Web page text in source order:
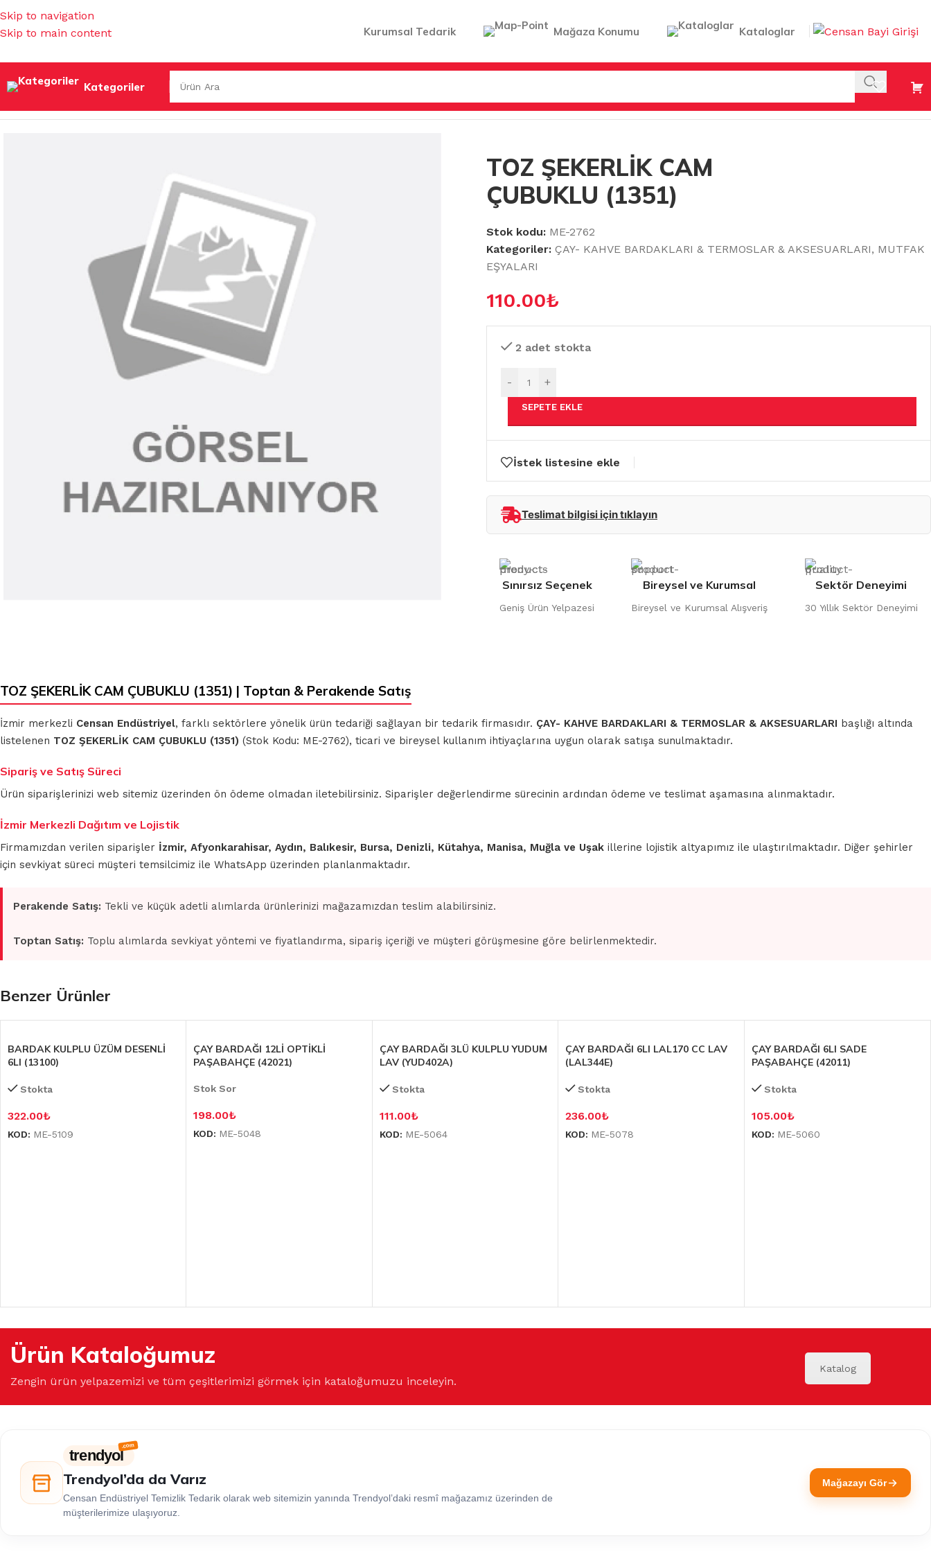
Skip to navigation
Skip to main content
Kurumsal Tedarik Mağaza Konumu Kataloglar
Kategoriler
ÇAY- KAHVE BARDAKLARI & TERMOSLAR & AKSESUARLARI/TOZ ŞEKERLİK CAM ÇUBUKLU (1351)
TOZ ŞEKERLİK CAM
ÇUBUKLU (1351)
Stok kodu: ME-2762
Kategoriler: ÇAY- KAHVE BARDAKLARI & TERMOSLAR & AKSESUARLARI, MUTFAK
EŞYALARI
110.00₺
2 adet stokta
- +
SEPETE EKLE
İstek listesine ekle
Teslimat bilgisi için tıklayın
Sınırsız Seçenek
Geniş Ürün Yelpazesi
Bireysel ve Kurumsal
Bireysel ve Kurumsal Alışveriş
Sektör Deneyimi
30 Yıllık Sektör Deneyimi
TOZ ŞEKERLİK CAM ÇUBUKLU (1351) | Toptan & Perakende Satış
İzmir merkezli Censan Endüstriyel, farklı sektörlere yönelik ürün tedariği sağlayan bir tedarik firmasıdır. ÇAY- KAHVE BARDAKLARI & TERMOSLAR & AKSESUARLARI başlığı altında
listelenen TOZ ŞEKERLİK CAM ÇUBUKLU (1351) (Stok Kodu: ME-2762), ticari ve bireysel kullanım ihtiyaçlarına uygun olarak satışa sunulmaktadır.
Sipariş ve Satış Süreci
Ürün siparişlerinizi web sitemiz üzerinden ön ödeme olmadan iletebilirsiniz. Siparişler değerlendirme sürecinin ardından ödeme ve teslimat aşamasına alınmaktadır.
İzmir Merkezli Dağıtım ve Lojistik
Firmamızdan verilen siparişler İzmir, Afyonkarahisar, Aydın, Balıkesir, Bursa, Denizli, Kütahya, Manisa, Muğla ve Uşak illerine lojistik altyapımız ile ulaştırılmaktadır. Diğer şehirler
için sevkiyat süreci müşteri temsilcimiz ile WhatsApp üzerinden planlanmaktadır.
Perakende Satış: Tekli ve küçük adetli alımlarda ürünlerinizi mağazamızdan teslim alabilirsiniz.
Toptan Satış: Toplu alımlarda sevkiyat yöntemi ve fiyatlandırma, sipariş içeriği ve müşteri görüşmesine göre belirlenmektedir.
Benzer Ürünler
BARDAK KULPLU ÜZÜM DESENLİ
6LI (13100)
Stokta
322.00₺
KOD: ME-5109
ÇAY BARDAĞI 12Lİ OPTİKLİ
PAŞABAHÇE (42021)
Stok Sor
198.00₺
KOD: ME-5048
ÇAY BARDAĞI 3LÜ KULPLU YUDUM
LAV (YUD402A)
Stokta
111.00₺
KOD: ME-5064
ÇAY BARDAĞI 6LI LAL170 CC LAV
(LAL344E)
Stokta
236.00₺
KOD: ME-5078
ÇAY BARDAĞI 6LI SADE
PAŞABAHÇE (42011)
Stokta
105.00₺
KOD: ME-5060
Ürün Kataloğumuz
Zengin ürün yelpazemizi ve tüm çeşitlerimizi görmek için kataloğumuzu inceleyin.
Katalog
trendyol
Trendyol’da da Varız
Censan Endüstriyel Temizlik Tedarik olarak web sitemizin yanında Trendyol’daki resmî mağazamız üzerinden de
müşterilerimize ulaşıyoruz.
Mağazayı Gör